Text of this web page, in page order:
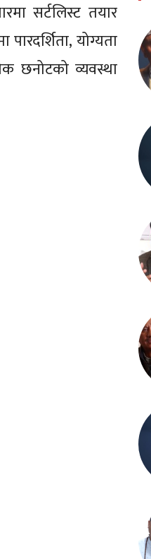
सर्टलिस्ट तयार
योग्यता
छनोटको व्यवस्था